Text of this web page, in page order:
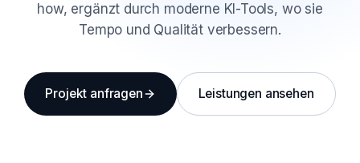
how, ergänzt durch moderne KI-Tools, wo sie
Tempo und Qualität verbessern.
Projekt anfragen Leistungen ansehen